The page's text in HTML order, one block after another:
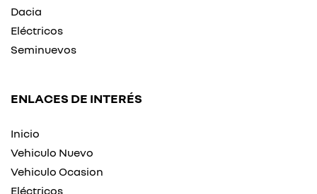
Dacia
Eléctricos
Seminuevos
ENLACES DE INTERÉS
Inicio
Vehiculo Nuevo
Vehiculo Ocasion
Eléctricos